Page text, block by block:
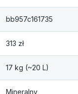
bb957c161735
313 zł
17 kg (~20 L)
Mineralny